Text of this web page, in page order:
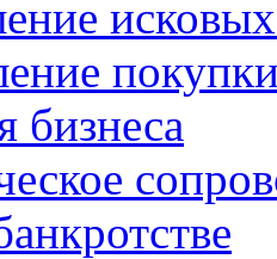
бизнеса